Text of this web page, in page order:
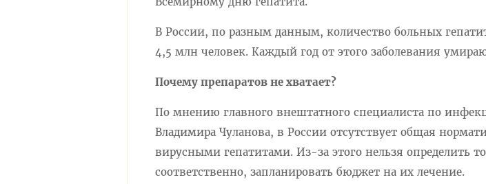
В России, по разным данным, количество больных
4,5 млн человек. Каждый год от этого заболевания
Почему препаратов не хватает?
По мнению главного внештатного специалиста по
Владимира Чуланова, в России отсутствует общая
вирусными гепатитами. Из-за этого нельзя определить
соответственно, запланировать бюджет на их лечение.